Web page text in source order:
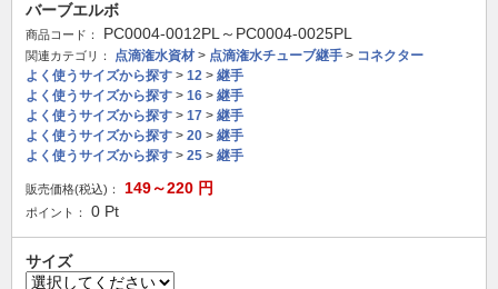
バーブエルボ
商品コード： PC0004-0012PL～PC0004-0025PL
関連カテゴリ： 点滴潅水資材 > 点滴潅水チューブ継手 > コネクター
よく使うサイズから探す > 12 > 継手
よく使うサイズから探す > 16 > 継手
よく使うサイズから探す > 17 > 継手
よく使うサイズから探す > 20 > 継手
よく使うサイズから探す > 25 > 継手
販売価格(税込)： 149～220 円
ポイント： 0 Pt
サイズ